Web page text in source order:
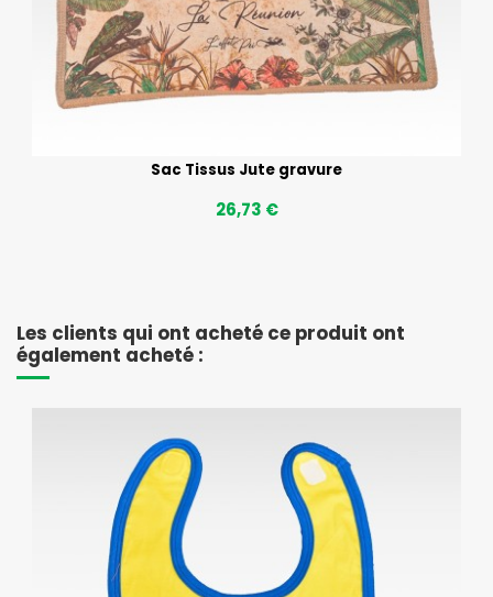
Sac Tissus Jute gravure
26,73 €
Les clients qui ont acheté ce produit ont
également acheté :